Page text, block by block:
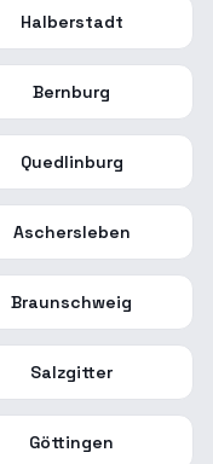
Halberstadt
Bernburg
Quedlinburg
Aschersleben
Braunschweig
Salzgitter
Göttingen